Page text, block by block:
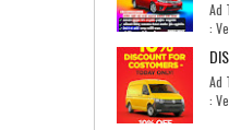
Ad
:
Ad
: